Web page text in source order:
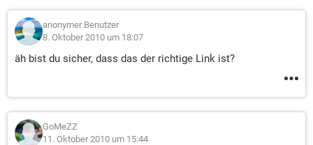
anonymer Benutzer
8. Oktober 2010 um 18:07
äh bist du sicher, dass das der richtige Link ist?
GoMeZZ
11. Oktober 2010 um 15:44